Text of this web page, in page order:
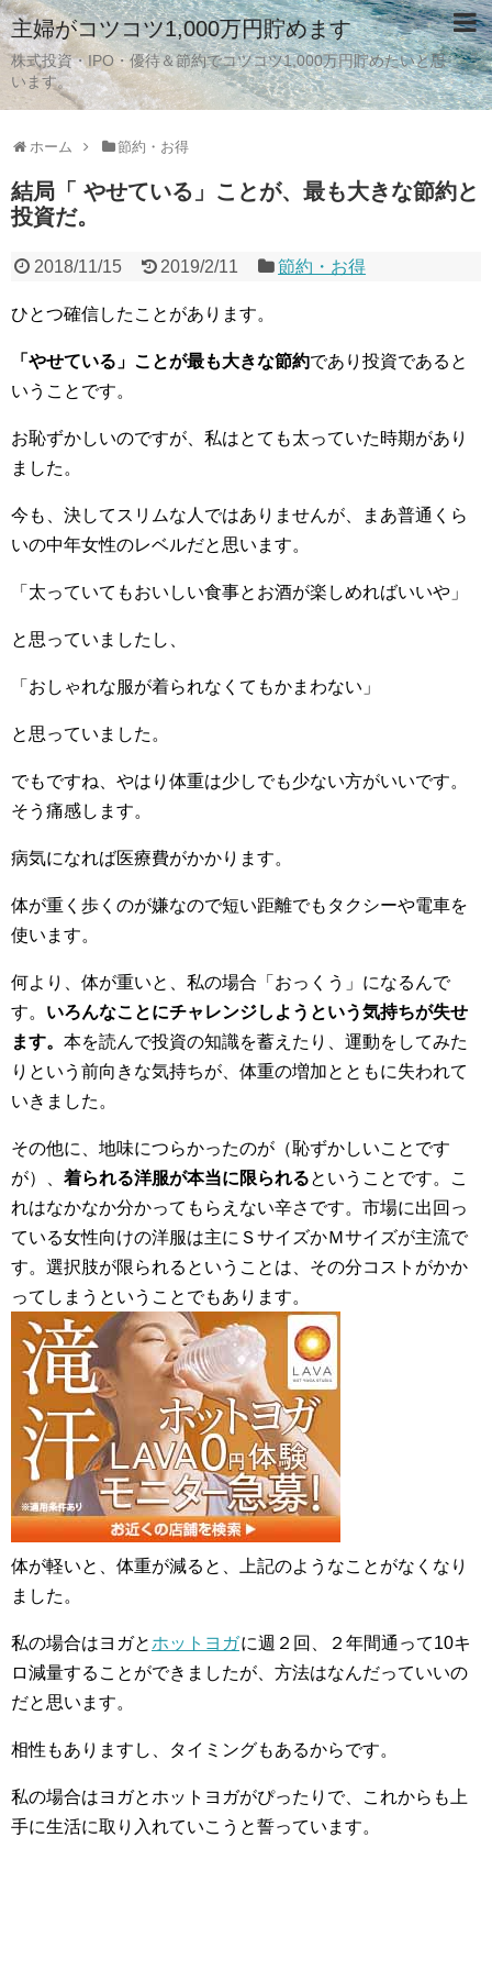
主婦がコツコツ1,000万円貯めます
株式投資・IPO・優待＆節約でコツコツ1,000万円貯めたいと思
います。
ホーム 節約・お得
結局「 やせている」ことが、最も大きな節約と
投資だ。
2018/11/15 2019/2/11 節約・お得
ひとつ確信したことがあります。
「やせている」ことが最も大きな節約であり投資であると
いうことです。
お恥ずかしいのですが、私はとても太っていた時期があり
ました。
今も、決してスリムな人ではありませんが、まあ普通くら
いの中年女性のレベルだと思います。
「太っていてもおいしい食事とお酒が楽しめればいいや」
と思っていましたし、
「おしゃれな服が着られなくてもかまわない」
と思っていました。
でもですね、やはり体重は少しでも少ない方がいいです。
そう痛感します。
病気になれば医療費がかかります。
体が重く歩くのが嫌なので短い距離でもタクシーや電車を
使います。
何より、体が重いと、私の場合「おっくう」になるんで
す。 いろんなことにチャレンジしようという気持ちが失せ
ます。 本を読んで投資の知識を蓄えたり、運動をしてみた
りという前向きな気持ちが、体重の増加とともに失われて
いきました。
その他に、地味につらかったのが（恥ずかしいことです
が）、 着られる洋服が本当に限られるということです。こ
れはなかなか分かってもらえない辛さです。市場に出回っ
ている女性向けの洋服は主にＳサイズかＭサイズが主流で
す。選択肢が限られるということは、その分コストがかか
ってしまうということでもあります。
体が軽いと、体重が減ると、上記のようなことがなくなり
ました。
私の場合はヨガと ホットヨガに週２回、２年間通って10キ
ロ減量することができましたが、方法はなんだっていいの
だと思います。
相性もありますし、タイミングもあるからです。
私の場合はヨガとホットヨガがぴったりで、これからも上
手に生活に取り入れていこうと誓っています。